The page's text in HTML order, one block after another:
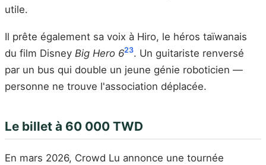
utile.
Il prête également sa voix à Hiro, le héros taïwanais
du film Disney Big Hero 623. Un guitariste renversé
par un bus qui double un jeune génie roboticien —
personne ne trouve l'association déplacée.
Le billet à 60 000 TWD
En mars 2026, Crowd Lu annonce une tournée